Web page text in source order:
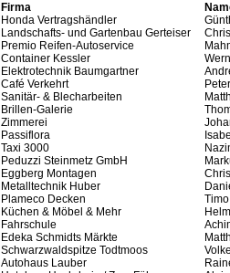
Firma
Honda Vertragshändler
Landschafts- und Gartenbau Gerteiser
Premio Reifen-Autoservice
Container Kessler
Elektrotechnik Baumgartner
Café Verkehrt
Sanitär- & Blecharbeiten
Brillen-Galerie
Zimmerei
Passiflora
Taxi 3000
Peduzzi Steinmetz GmbH
Eggberg Montagen
Metalltechnik Huber
Plameco Decken
Küchen & Möbel & Mehr
Fahrschule
Edeka Schmidts Märkte
Schwarzwaldspitze Todtmoos
Autohaus Lauber